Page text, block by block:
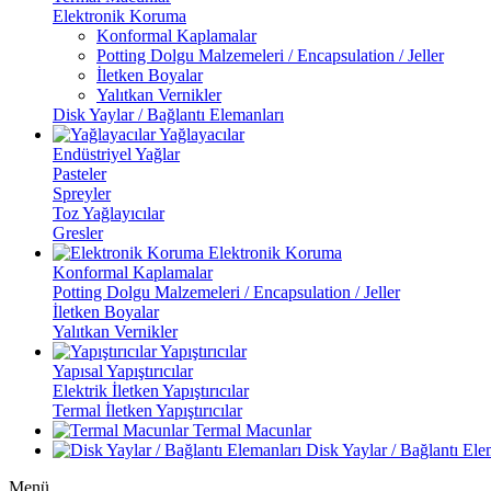
Elektronik Koruma
Konformal Kaplamalar
Potting Dolgu Malzemeleri / Encapsulation / Jeller
İletken Boyalar
Yalıtkan Vernikler
Disk Yaylar / Bağlantı Elemanları
Yağlayacılar
Endüstriyel Yağlar
Pasteler
Spreyler
Toz Yağlayıcılar
Gresler
Elektronik Koruma
Konformal Kaplamalar
Potting Dolgu Malzemeleri / Encapsulation / Jeller
İletken Boyalar
Yalıtkan Vernikler
Yapıştırıcılar
Yapısal Yapıştırıcılar
Elektrik İletken Yapıştırıcılar
Termal İletken Yapıştırıcılar
Termal Macunlar
Disk Yaylar / Bağlantı
Menü